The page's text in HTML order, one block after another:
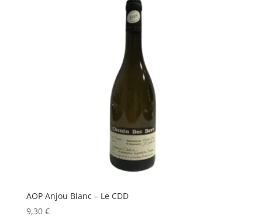
AOP Anjou Blanc – Le CDD
9,30 €